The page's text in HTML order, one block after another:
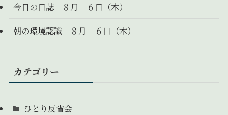
今日の日誌 ８月 ６日（木）
朝の環境認識 ８月 ６日（木）
カテゴリー
ひとり反省会